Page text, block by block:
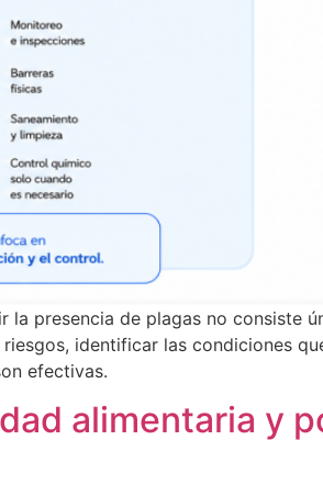
la presencia de plagas no consiste
identificar las condiciones
efectivas.
alimentaria y